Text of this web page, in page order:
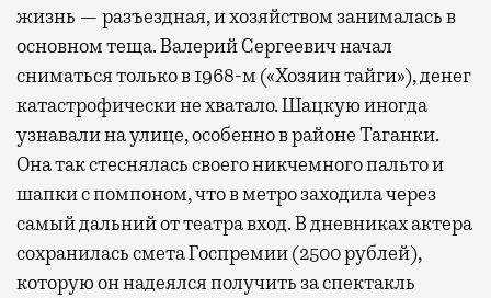
жизнь — разъездная, и хозяйством занималась в
основном теща. Валерий Сергеевич начал
сниматься только в 1968-м («Хозяин тайги»), денег
катастрофически не хватало. Шацкую иногда
узнавали на улице, особенно в районе Таганки.
Она так стеснялась своего никчемного пальто и
шапки с помпоном, что в метро заходила через
самый дальний от театра вход. В дневниках актера
сохранилась смета Госпремии (2500 рублей),
которую он надеялся получить за спектакль